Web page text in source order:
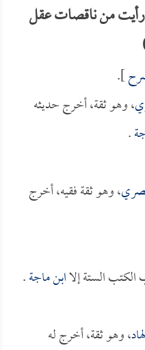
من ناقصات عقل
].
، وهو ثقة، أخرج حديثه
.
، وهو ثقة فقيه، أخرج
الستة إلاابن ماجة.
، وهو ثقة، أخرج له